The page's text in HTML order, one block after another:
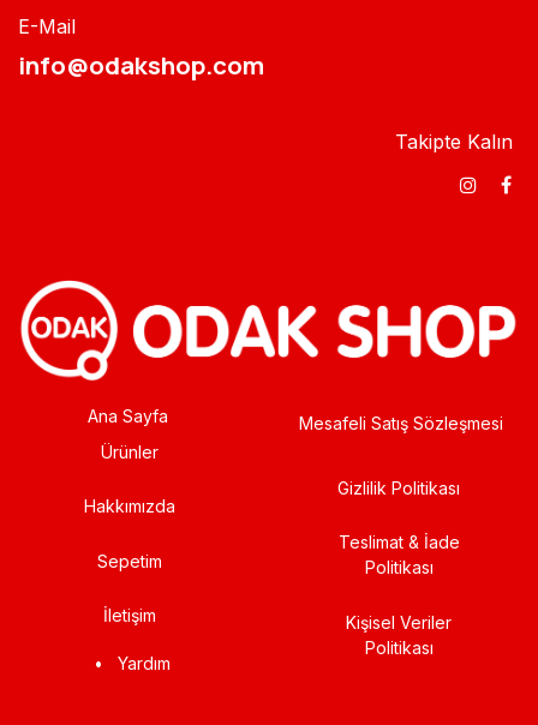
E-Mail
info@odakshop.com​
Takipte Kalın
Ana Sayfa
Ürünler
Hakkımızda
Sepetim
İletişim
• Yardım
Mesafeli Satış Sözleşmesi
Gizlilik Politikası
Teslimat & İade
Politikası
Kişisel Veriler
Politikası